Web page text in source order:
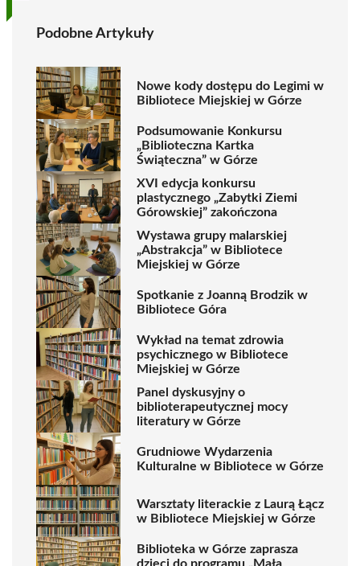
Podobne Artykuły
Nowe kody dostępu do Legimi w
Bibliotece Miejskiej w Górze
Podsumowanie Konkursu
„Biblioteczna Kartka
Świąteczna” w Górze
XVI edycja konkursu
plastycznego „Zabytki Ziemi
Górowskiej” zakończona
Wystawa grupy malarskiej
„Abstrakcja” w Bibliotece
Miejskiej w Górze
Spotkanie z Joanną Brodzik w
Bibliotece Góra
Wykład na temat zdrowia
psychicznego w Bibliotece
Miejskiej w Górze
Panel dyskusyjny o
biblioterapeutycznej mocy
literatury w Górze
Grudniowe Wydarzenia
Kulturalne w Bibliotece w Górze
Warsztaty literackie z Laurą Łącz
w Bibliotece Miejskiej w Górze
Biblioteka w Górze zaprasza
dzieci do programu „Mała